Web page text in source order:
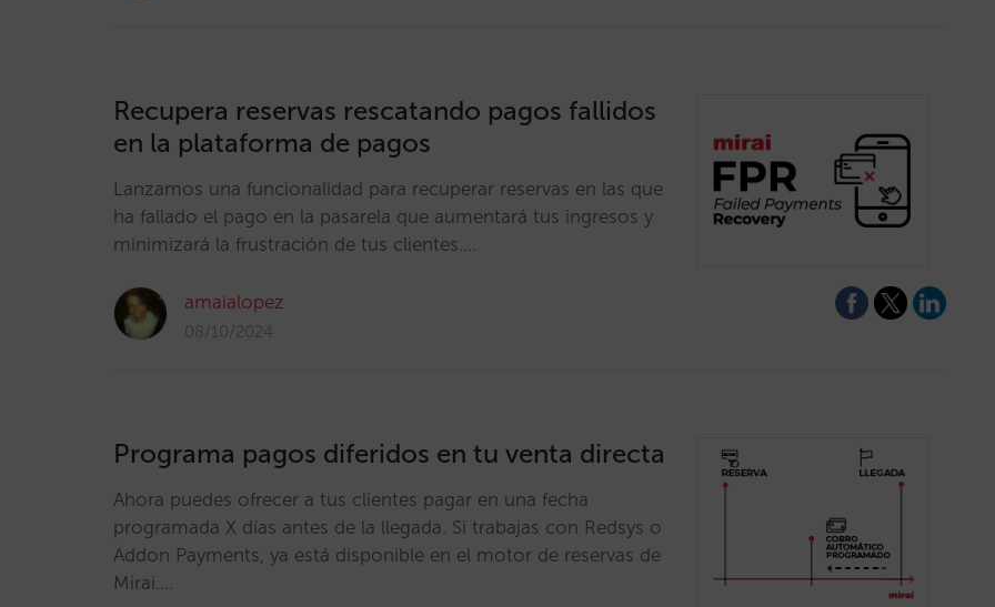
Recupera reservas rescatando pagos fallidos
en la plataforma de pagos
Lanzamos una funcionalidad para recuperar reservas en las que
ha fallado el pago en la pasarela que aumentará tus ingresos y
minimizará la frustración de tus clientes.…
amaialopez
08/10/2024
Programa pagos diferidos en tu venta directa
Ahora puedes ofrecer a tus clientes pagar en una fecha
programada X días antes de la llegada. Si trabajas con Redsys o
Addon Payments, ya está disponible en el motor de reservas de
Mirai.…